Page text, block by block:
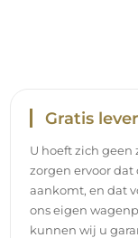
Gratis
U hoeft zich geen
zorgen ervoor
aankomt, en dat
ons eigen
kunnen wij u